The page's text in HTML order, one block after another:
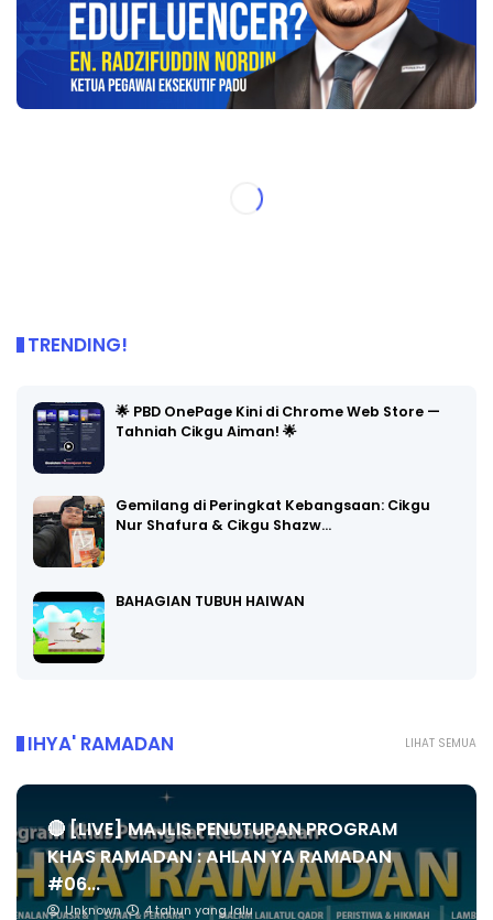
TRENDING!
🌟 PBD OnePage Kini di Chrome Web Store —
Tahniah Cikgu Aiman! 🌟
Gemilang di Peringkat Kebangsaan: Cikgu
Nur Shafura & Cikgu Shazw…
BAHAGIAN TUBUH HAIWAN
LIHAT SEMUA
IHYA' RAMADAN
🔴 [LIVE] MAJLIS PENUTUPAN PROGRAM
KHAS RAMADAN : AHLAN YA RAMADAN
#06...
Unknown 4 tahun yang lalu